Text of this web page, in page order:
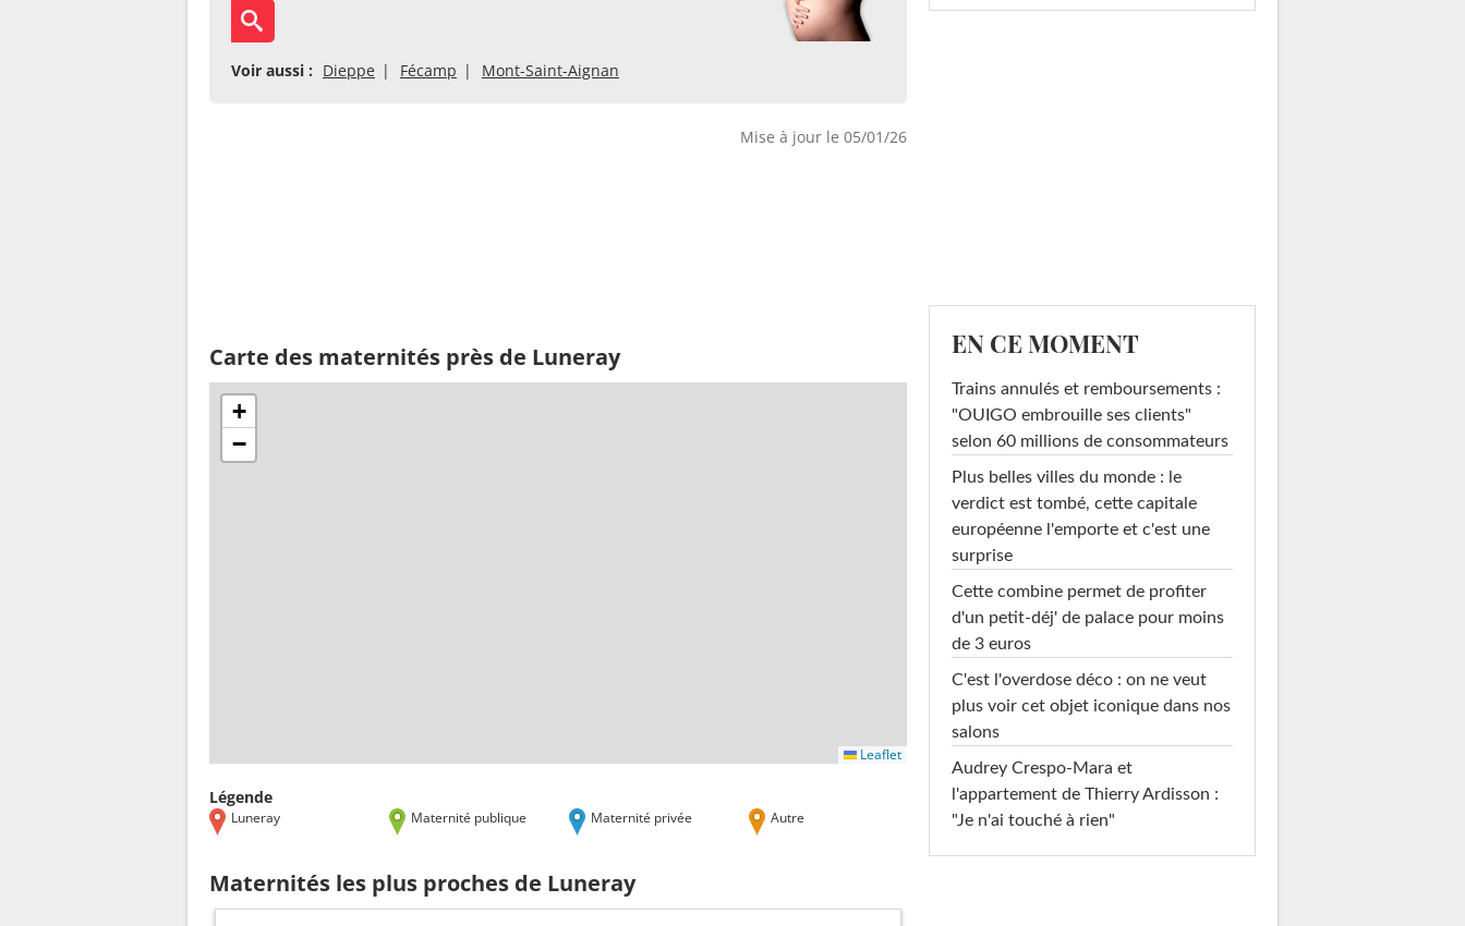
Voir aussi : Dieppe Fécamp Mont-Saint-Aignan
Mise à jour le 05/01/26
Carte des maternités près de Luneray
+
−
Leaflet
Légende
Luneray Maternité publique Maternité privée Autre
Maternités les plus proches de Luneray
EN CE MOMENT
Trains annulés et remboursements :
"OUIGO embrouille ses clients"
selon 60 millions de consommateurs
Plus belles villes du monde : le
verdict est tombé, cette capitale
européenne l'emporte et c'est une
surprise
Cette combine permet de profiter
d'un petit-déj' de palace pour moins
de 3 euros
C'est l'overdose déco : on ne veut
plus voir cet objet iconique dans nos
salons
Audrey Crespo-Mara et
l'appartement de Thierry Ardisson :
"Je n'ai touché à rien"